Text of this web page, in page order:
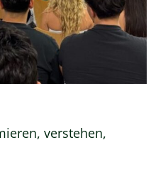
verstehen,